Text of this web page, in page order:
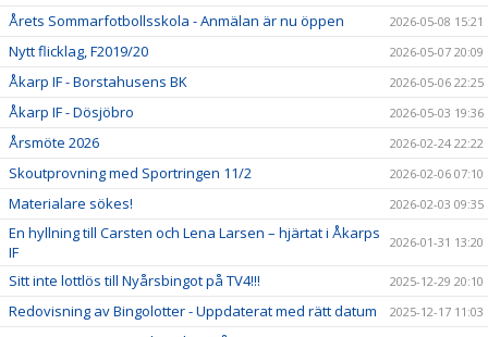
Årets Sommarfotbollsskola - Anmälan är nu öppen 2026-05-08 15:21
Nytt flicklag, F2019/20 2026-05-07 20:09
Åkarp IF - Borstahusens BK 2026-05-06 22:25
Åkarp IF - Dösjöbro 2026-05-03 19:36
Årsmöte 2026 2026-02-24 22:22
Skoutprovning med Sportringen 11/2 2026-02-06 07:10
Materialare sökes! 2026-02-03 09:35
En hyllning till Carsten och Lena Larsen – hjärtat i Åkarps
IF
2026-01-31 13:20
Sitt inte lottlös till Nyårsbingot på TV4!!! 2025-12-29 20:10
Redovisning av Bingolotter - Uppdaterat med rätt datum 2025-12-17 11:03